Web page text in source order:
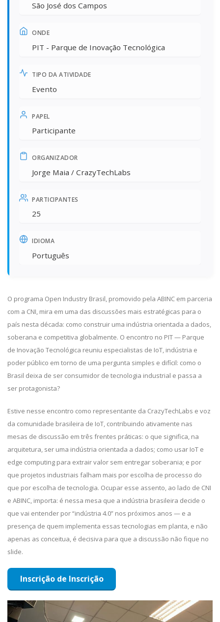
São José dos Campos
ONDE
PIT - Parque de Inovação Tecnológica
TIPO DA ATIVIDADE
Evento
PAPEL
Participante
ORGANIZADOR
Jorge Maia / CrazyTechLabs
PARTICIPANTES
25
IDIOMA
Português
O programa Open Industry Brasil, promovido pela ABINC em parceria
com a CNI, mira em uma das discussões mais estratégicas para o
país nesta década: como construir uma indústria orientada a dados,
soberana e competitiva globalmente. O encontro no PIT — Parque
de Inovação Tecnológica reuniu especialistas de IoT, indústria e
poder público em torno de uma pergunta simples e difícil: como o
Brasil deixa de ser consumidor de tecnologia industrial e passa a
ser protagonista?
Estive nesse encontro como representante da CrazyTechLabs e voz
da comunidade brasileira de IoT, contribuindo ativamente nas
mesas de discussão em três frentes práticas: o que significa, na
arquitetura, ser uma indústria orientada a dados; como usar IoT e
edge computing para extrair valor sem entregar soberania; e por
que projetos industriais falham mais por escolha de processo do
que por escolha de tecnologia. Ocupar esse assento, ao lado de CNI
e ABINC, importa: é nessa mesa que a indústria brasileira decide o
que vai entender por “indústria 4.0” nos próximos anos — e a
presença de quem implementa essas tecnologias em planta, e não
apenas as conceitua, é decisiva para que a discussão não fique no
slide.
Inscrição de Inscrição